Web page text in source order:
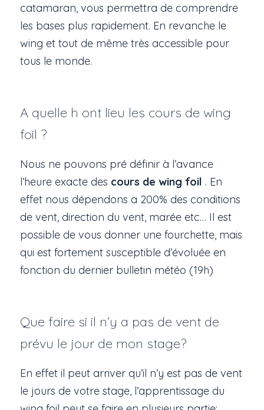
catamaran, vous permettra de comprendre
les bases plus rapidement. En revanche le
wing et tout de même très accessible pour
tous le monde.
A quelle h ont lieu les cours de wing
foil ?
Nous ne pouvons pré définir à l’avance
l’heure exacte des cours de wing foil . En
effet nous dépendons a 200% des conditions
de vent, direction du vent, marée etc… Il est
possible de vous donner une fourchette, mais
qui est fortement susceptible d’évoluée en
fonction du dernier bulletin météo (19h)
Que faire si il n’y a pas de vent de
prévu le jour de mon stage?
En effet il peut arriver qu’il n’y est pas de vent
le jours de votre stage, l’apprentissage du